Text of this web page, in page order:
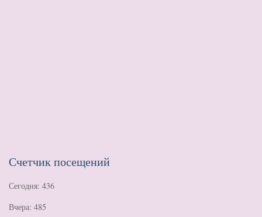
Счетчик посещений
Сегодня: 436
Вчера: 485